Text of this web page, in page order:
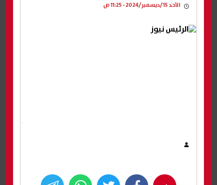
الأحد 15/ديسمبر/2024 - 11:25 ص